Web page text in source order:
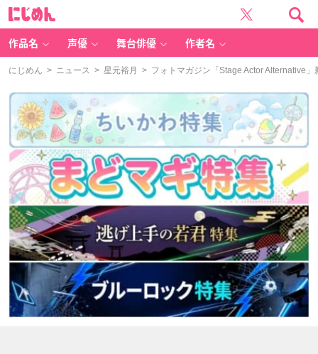
作品名 声優 舞台俳優 作者名
にじめん > ニュース > 星元裕月 > フォトマガジン「Stage Actor Alternative